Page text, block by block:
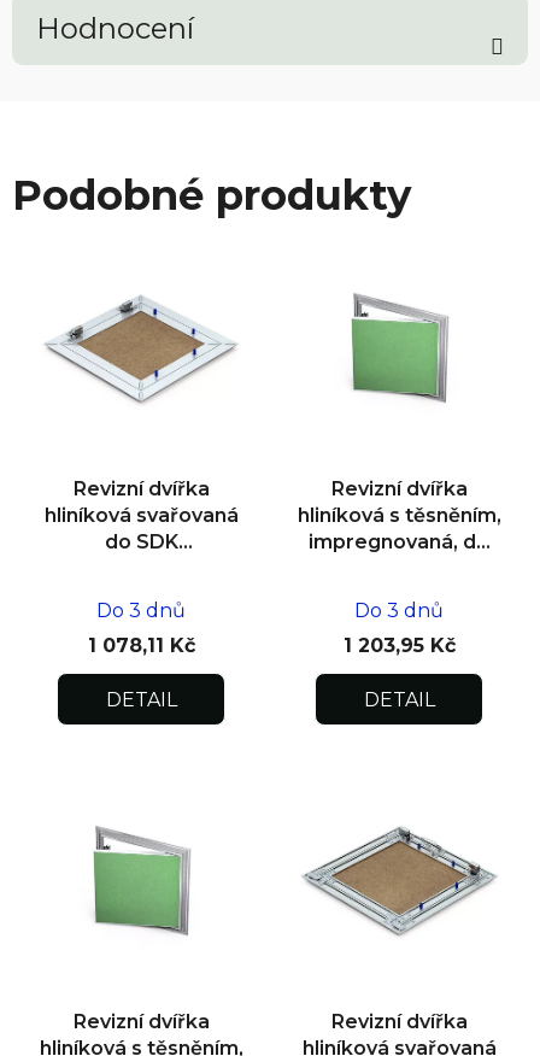
Hodnocení
Podobné produkty
Revizní dvířka
hliníková svařovaná
do SDK
Do 3 dnů
1 078,11 Kč
DETAIL
Revizní dvířka
hliníková s těsněním,
impregnovaná, do
Do 3 dnů
1 203,95 Kč
DETAIL
Revizní dvířka
hliníková s těsněním,
Revizní dvířka
hliníková svařovaná